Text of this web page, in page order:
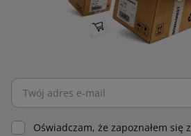
Oświadczam, że zapoznałem się z